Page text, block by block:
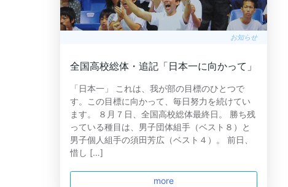
お知らせ
全国高校総体・追記「日本一に向かって」
「日本一」 これは、我が部の目標のひとつで
す。この目標に向かって、毎日努力を続けてい
ます。 ８月７日、全国高校総体最終日。 勝ち残
っている種目は、男子団体組手（ベスト８）と
男子個人組手の須田芳広（ベスト４）。 前日、
惜し […]
more